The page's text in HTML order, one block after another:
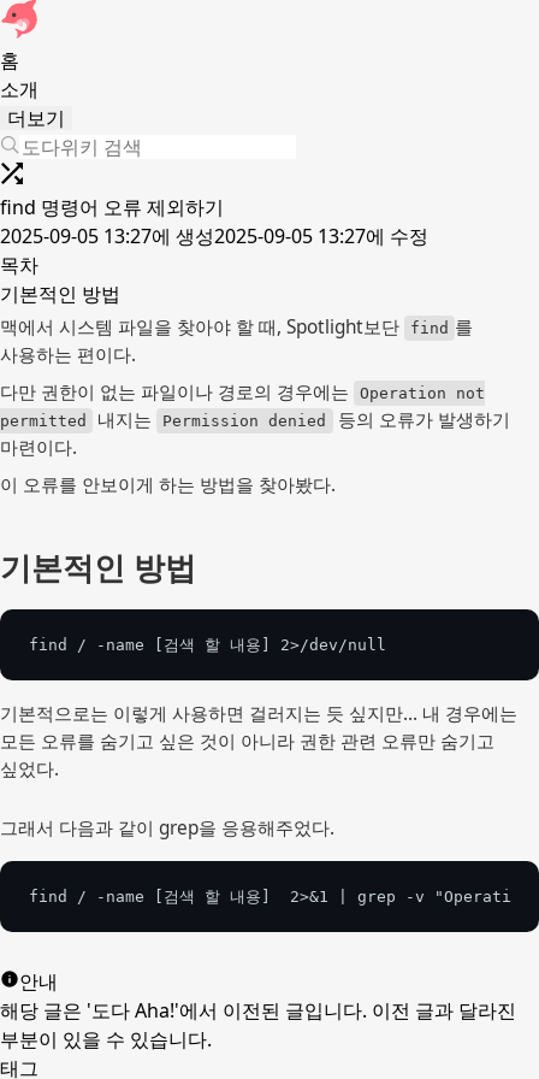
홈
소개
더보기
find 명령어 오류 제외하기
2025-09-05 13:27에 생성2025-09-05 13:27에 수정
목차
기본적인 방법
맥에서 시스템 파일을 찾아야 할 때, Spotlight보단 find 를
사용하는 편이다.
다만 권한이 없는 파일이나 경로의 경우에는
Operation not
permitted
내지는 Permission denied
등의 오류가 발생하기
마련이다.
이 오류를 안보이게 하는 방법을 찾아봤다.
기본적인 방법
find / -name [검색 할 내용] 2>/dev/null
기본적으로는 이렇게 사용하면 걸러지는 듯 싶지만... 내 경우에는
모든 오류를 숨기고 싶은 것이 아니라 권한 관련 오류만 숨기고
싶었다.
그래서 다음과 같이 grep을 응용해주었다.
find / -name [검색 할 내용]  2>&1 | grep -v
안내
해당 글은 '도다 Aha!'에서 이전된 글입니다. 이전 글과 달라진
부분이 있을 수 있습니다.
태그